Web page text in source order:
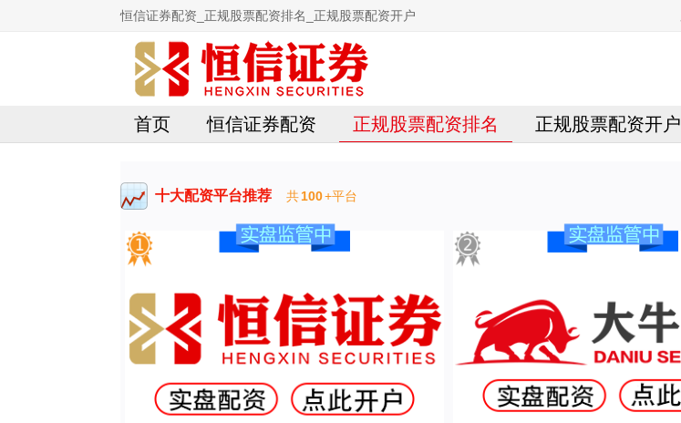
恒信证券配资_正规股票配资排名_正规股票配资开户
首页 恒信证券配资 正规股票配资排名 正规股票配资开户
十大配资平台推荐 共100+平台